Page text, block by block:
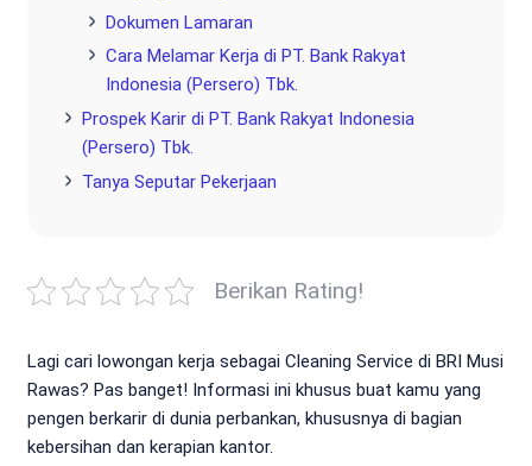
Dokumen Lamaran
Cara Melamar Kerja di PT. Bank Rakyat
Indonesia (Persero) Tbk.
Prospek Karir di PT. Bank Rakyat Indonesia
(Persero) Tbk.
Tanya Seputar Pekerjaan
Berikan Rating!
Lagi cari lowongan kerja sebagai Cleaning Service di BRI Musi
Rawas? Pas banget! Informasi ini khusus buat kamu yang
pengen berkarir di dunia perbankan, khususnya di bagian
kebersihan dan kerapian kantor.